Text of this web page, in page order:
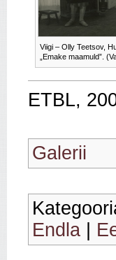
Viigi – Olly Teetsov,
„Emake maamuld”.
ETBL,
Galerii
Endla